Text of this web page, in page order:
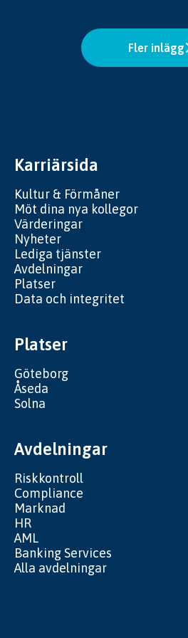
Fler inlägg
Karriärsida
Kultur & Förmåner
Möt dina nya kollegor
Värderingar
Nyheter
Lediga tjänster
Avdelningar
Platser
Data och integritet
Platser
Göteborg
Åseda
Solna
Avdelningar
Riskkontroll
Compliance
Marknad
HR
AML
Banking Services
Alla avdelningar